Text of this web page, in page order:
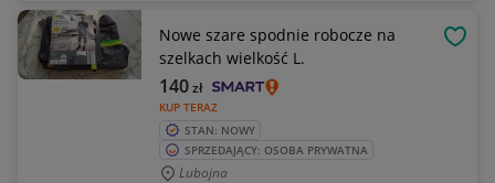
Nowe szare spodnie robocze na
szelkach wielkość L.
KUP TERAZ
140zł
STAN: NOWY
SPRZEDAJĄCY: OSOBA PRYWATNA
Lubojna